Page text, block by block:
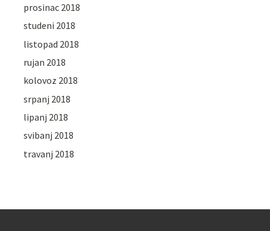
prosinac 2018
studeni 2018
listopad 2018
rujan 2018
kolovoz 2018
srpanj 2018
lipanj 2018
svibanj 2018
travanj 2018